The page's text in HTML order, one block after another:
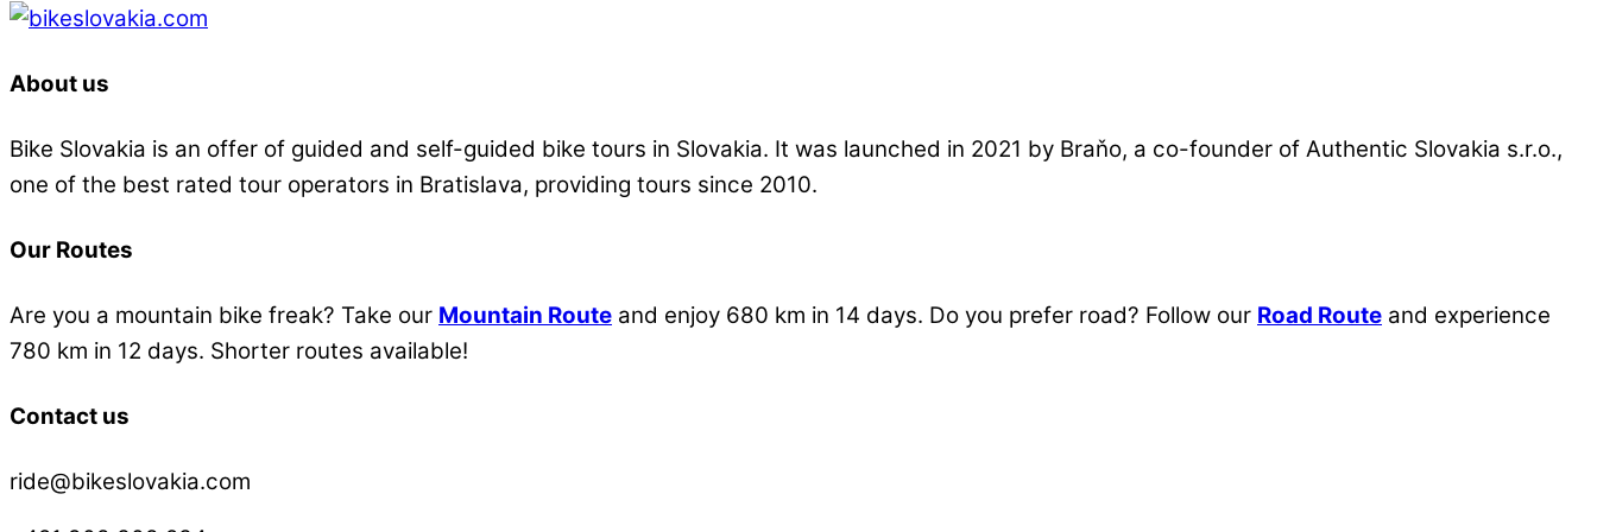
Back
Top
About us
Bike Slovakia is an offer of guided and self-guided bike tours in Slovakia. It was launched in 2021 by Braňo, a co-founder of Authentic Slovakia s.r.o.,
one of the best rated tour operators in Bratislava, providing tours since 2010.
Our Routes
Are you a mountain bike freak? Take our Mountain Route and enjoy 680 km in 14 days. Do you prefer road? Follow our Road Route and experience
780 km in 12 days. Shorter routes available!
Contact us
ride@bikeslovakia.com